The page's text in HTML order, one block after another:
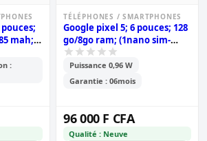
mah;
:
TÉLÉPHONES / SMARTPHONES
Google pixel 5; 6 pouces; 128
go/8go ram; (1nano sim-
esim); 4080mah; garantie 6
mois
Puissance 0,96 W
Garantie : 06mois
96 000 F CFA
Qualité : Neuve